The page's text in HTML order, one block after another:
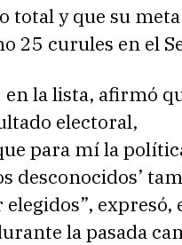
total y que su
25 curules en el
la lista, afirmó
electoral,
para mí la
desconocidos’
expresó,
la pasada